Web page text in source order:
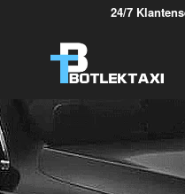
24/7